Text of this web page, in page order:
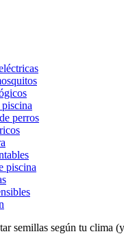
perros
piscina
semillas según tu clima